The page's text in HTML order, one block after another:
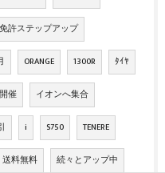
許ステップアップ
ORANGE 1300R ﾀｲﾔ
催 イオンへ集合
i S750 TENERE
送料無料 続々とアップ中